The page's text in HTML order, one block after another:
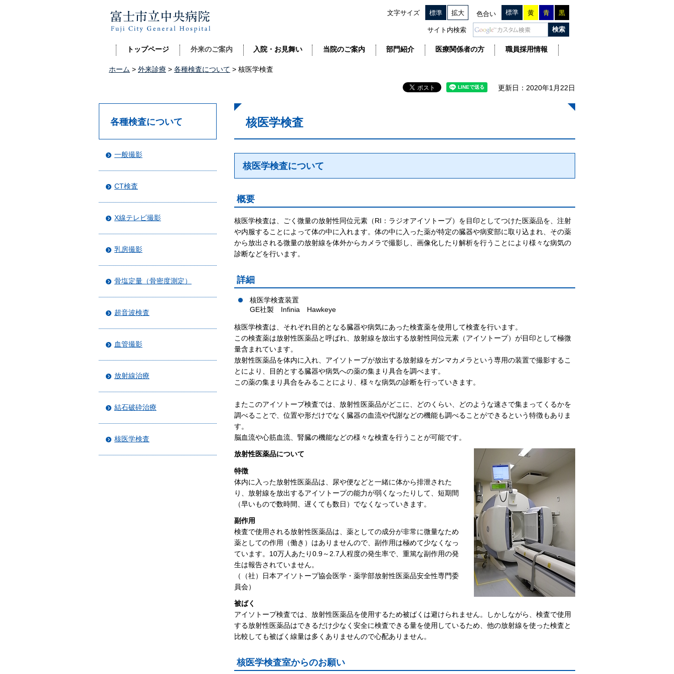
富士市立中央病院 文字サイズ 標準 拡大 色合い 標準 黄 青 黒
サイト内検索
トップページ 外来のご案内 入院・お見舞い 当院のご案内 部門紹介 医療関係者の方 職員採用情報
ホーム > 外来診療 > 各種検査について > 核医学検査
各種検査について
一般撮影
CT検査
X線テレビ撮影
乳房撮影
骨塩定量（骨密度測定）
超音波検査
血管撮影
放射線治療
結石破砕治療
核医学検査
更新日：2020年1月22日
核医学検査
核医学検査について
概要
核医学検査は、ごく微量の放射性同位元素（RI：ラジオアイソトープ）を目印としてつけた医薬品を、注射
や内服することによって体の中に入れます。体の中に入った薬が特定の臓器や病変部に取り込まれ、その薬
から放出される微量の放射線を体外からカメラで撮影し、画像化したり解析を行うことにより様々な病気の
診断などを行います。
詳細
核医学検査装置
GE社製 Infinia Hawkeye
核医学検査は、それぞれ目的となる臓器や病気にあった検査薬を使用して検査を行います。
この検査薬は放射性医薬品と呼ばれ、放射線を放出する放射性同位元素（アイソトープ）が目印として極微
量含まれています。
放射性医薬品を体内に入れ、アイソトープが放出する放射線をガンマカメラという専用の装置で撮影するこ
とにより、目的とする臓器や病気への薬の集まり具合を調べます。
この薬の集まり具合をみることにより、様々な病気の診断を行っていきます。
またこのアイソトープ検査では、放射性医薬品がどこに、どのくらい、どのような速さで集まってくるかを
調べることで、位置や形だけでなく臓器の血流や代謝などの機能も調べることができるという特徴もありま
す。
脳血流や心筋血流、腎臓の機能などの様々な検査を行うことが可能です。
放射性医薬品について
特徴
体内に入った放射性医薬品は、尿や便などと一緒に体から排泄された
り、放射線を放出するアイソトープの能力が弱くなったりして、短期間
（早いもので数時間、遅くても数日）でなくなっていきます。
副作用
検査で使用される放射性医薬品は、薬としての成分が非常に微量なため
薬としての作用（働き）はありませんので、副作用は極めて少なくなっ
ています。10万人あたり0.9～2.7人程度の発生率で、重篤な副作用の発
生は報告されていません。
（（社）日本アイソトープ協会医学・薬学部放射性医薬品安全性専門委
員会）
被ばく
アイソトープ検査では、放射性医薬品を使用するため被ばくは避けられません。しかしながら、検査で使用
する放射性医薬品はできるだけ少なく安全に検査できる量を使用しているため、他の放射線を使った検査と
比較しても被ばく線量は多くありませんので心配ありません。
核医学検査室からのお願い